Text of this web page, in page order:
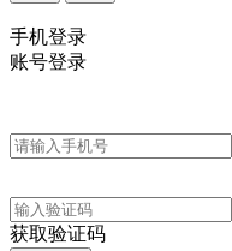
手机登录
账号登录
获取验证码